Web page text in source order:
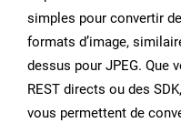
simples pour convertir
formats d’image,
dessus pour JPEG. Que
REST directs ou des
vous permettent de